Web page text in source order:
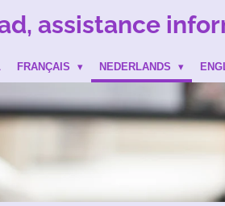
assistance
FRANÇAIS NEDERLANDS